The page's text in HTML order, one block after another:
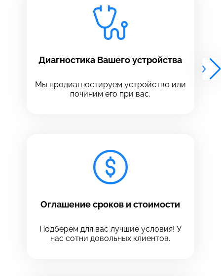
Диагностика Вашего устройства
Мы продиагностируем устройство или
починим его при вас.
Оглашение сроков и стоимости
Подберем для вас лучшие условия! У
нас сотни довольных клиентов.
Выберите сервис
Выберите адрес сервиса, в который хотите
Выберите сервис
Выберите адрес сервиса, в который хотите